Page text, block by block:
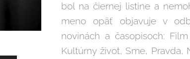
bol na čiernej listine a
meno opäť objavuje v
novinách a časopisoch:
Kultúrny život, Sme, Pravda,